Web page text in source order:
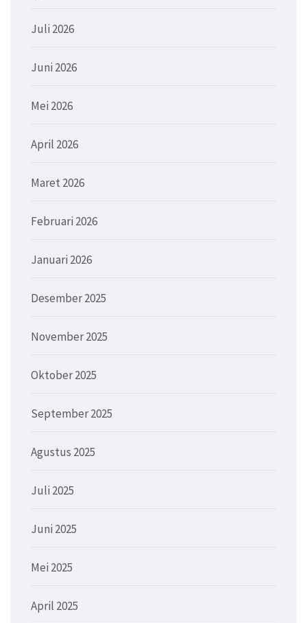
Juli 2026
Juni 2026
Mei 2026
April 2026
Maret 2026
Februari 2026
Januari 2026
Desember 2025
November 2025
Oktober 2025
September 2025
Agustus 2025
Juli 2025
Juni 2025
Mei 2025
April 2025